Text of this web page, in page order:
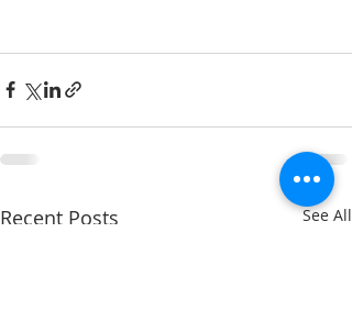
Recent Posts See All